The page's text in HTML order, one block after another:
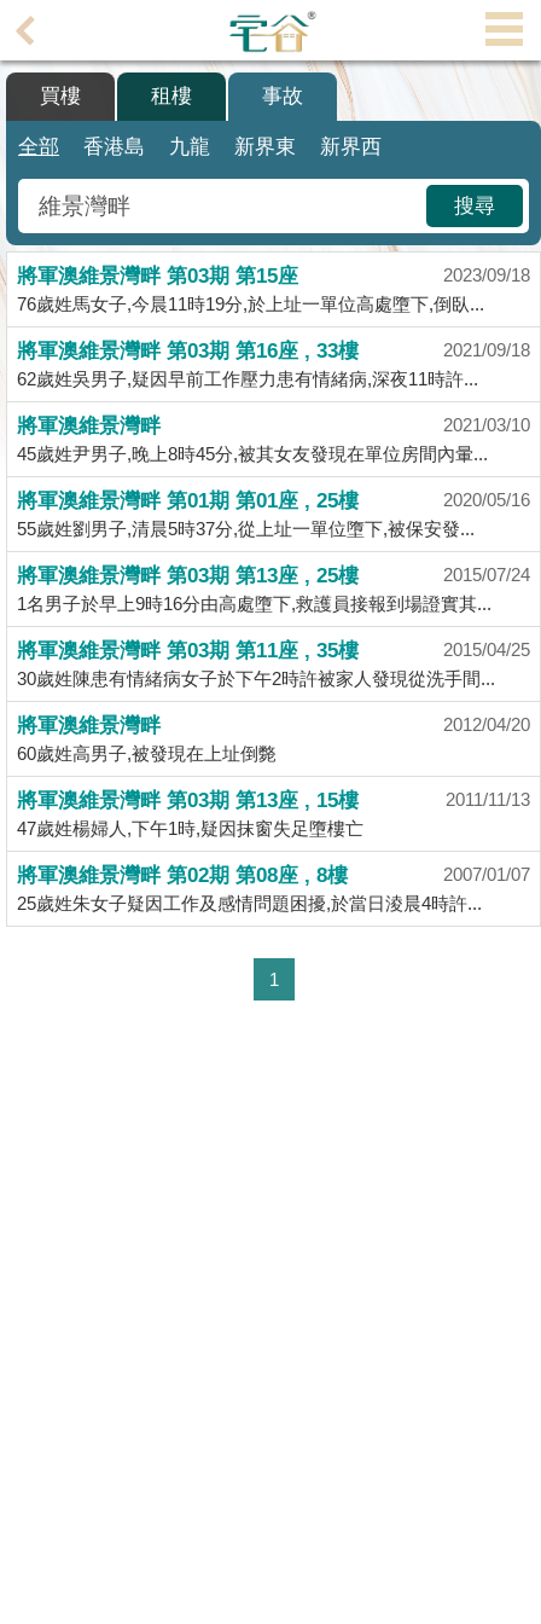
理
主
搵
樓/
成
交
業
主
放
盤
宅
谷
按
揭
地
產
博
客
地
產
新
聞
數
買樓 租樓 事故
全部 香港島 九龍 新界東 新界西
搜尋
將軍澳維景灣畔 第03期 第15座
2023/09/18
76歲姓馬女子,今晨11時19分,於上址一單位高處墮下,倒臥...
將軍澳維景灣畔 第03期 第16座 , 33樓
2021/09/18
62歲姓吳男子,疑因早前工作壓力患有情緒病,深夜11時許...
將軍澳維景灣畔
2021/03/10
45歲姓尹男子,晚上8時45分,被其女友發現在單位房間內暈...
將軍澳維景灣畔 第01期 第01座 , 25樓
2020/05/16
55歲姓劉男子,清晨5時37分,從上址一單位墮下,被保安發...
將軍澳維景灣畔 第03期 第13座 , 25樓
2015/07/24
1名男子於早上9時16分由高處墮下,救護員接報到場證實其...
將軍澳維景灣畔 第03期 第11座 , 35樓
2015/04/25
30歲姓陳患有情緒病女子於下午2時許被家人發現從洗手間...
將軍澳維景灣畔
2012/04/20
60歲姓高男子,被發現在上址倒斃
將軍澳維景灣畔 第03期 第13座 , 15樓
2011/11/13
47歲姓楊婦人,下午1時,疑因抹窗失足墮樓亡
將軍澳維景灣畔 第02期 第08座 , 8樓
2007/01/07
25歲姓朱女子疑因工作及感情問題困擾,於當日淩晨4時許...
1